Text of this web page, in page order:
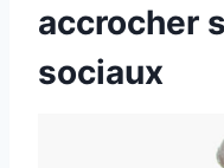
accrocher
sociaux